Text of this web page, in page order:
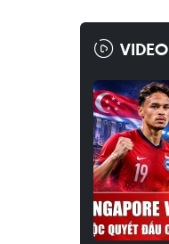
VIDEO